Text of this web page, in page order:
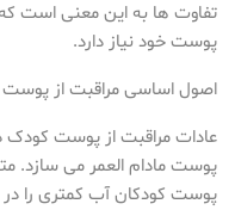
تفاوت ها به این معنی است
پوست خود نیاز دارد.
اصول اساسی مراقبت از پوست برای
عادات مراقبت از پوست کودک
پوست مادام العمر می
پوست کودکان آب کمتری را در